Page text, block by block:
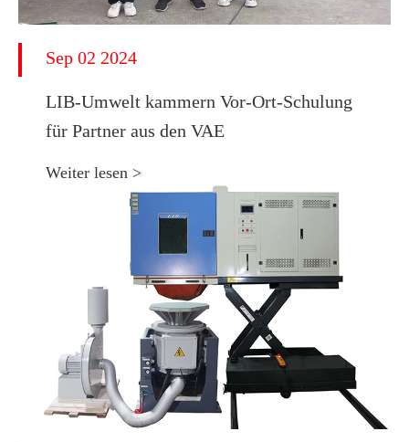
Sep 02 2024
LIB-Umwelt kammern Vor-Ort-Schulung
für Partner aus den VAE
Weiter lesen >